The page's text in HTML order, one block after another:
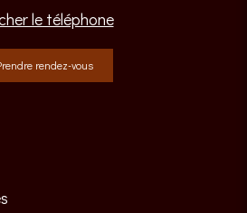
le téléphone
rendez-vous